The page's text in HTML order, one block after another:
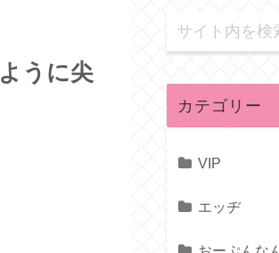
うに尖
カテゴリー
VIP
エッヂ